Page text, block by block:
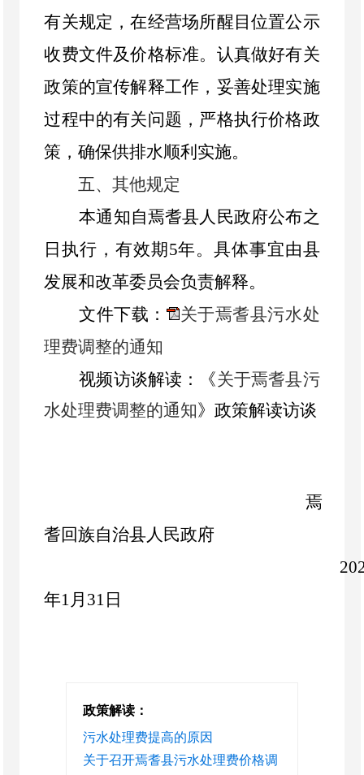
有关规定，在经营场所醒目位置公示
收费文件及价格标准。认真做好有关
政策的宣传解释工作，妥善处理实施
过程中的有关问题，严格执行价格政
策，确保供排水顺利实施。
五、其他规定
本通知自焉耆县人民政府公布之
日执行，有效期5年。具体事宜由县
发展和改革委员会负责解释。
文件下载：
关于焉耆县污水处
理费调整的通知
视频访谈解读：《关于焉耆县污
水处理费调整的通知》政策解读访谈
焉
耆回族自治县人民政府
年1月 31 日
政策解读：
污水处理费提高的原因
关于召开焉耆县污水处理费价格调